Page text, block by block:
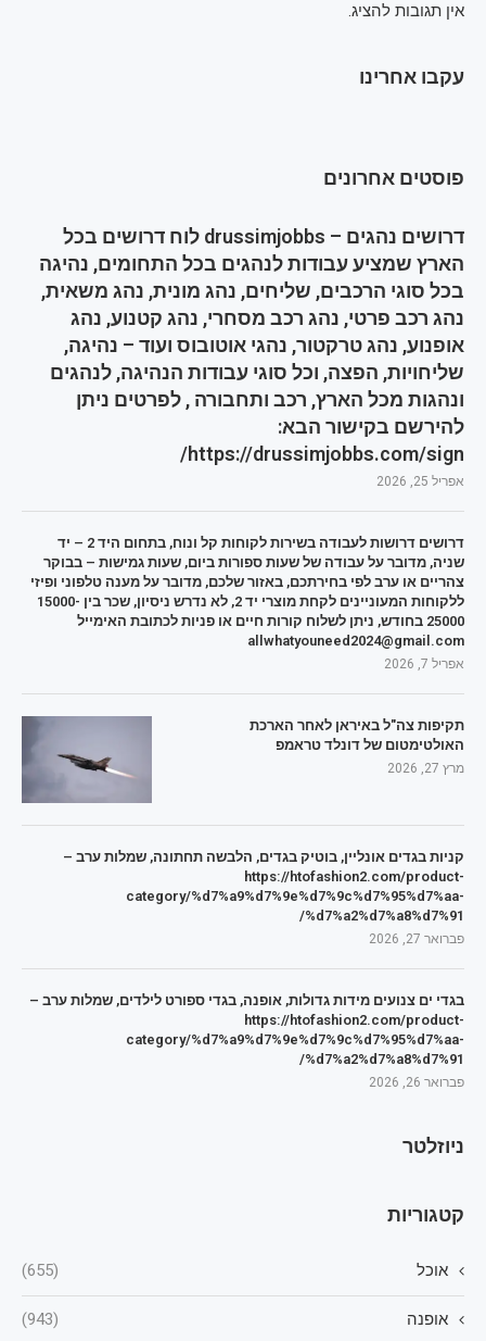
אין תגובות להציג.
עקבו אחרינו
פוסטים אחרונים
דרושים נהגים – drussimjobbs לוח דרושים בכל
הארץ שמציע עבודות לנהגים בכל התחומים, נהיגה
בכל סוגי הרכבים, שליחים, נהג מונית, נהג משאית,
נהג רכב פרטי, נהג רכב מסחרי, נהג קטנוע, נהג
אופנוע, נהג טרקטור, נהגי אוטובוס ועוד – נהיגה,
שליחויות, הפצה, וכל סוגי עבודות הנהיגה, לנהגים
ונהגות מכל הארץ, רכב ותחבורה , לפרטים ניתן
להירשם בקישור הבא:
https://drussimjobbs.com/sign/
אפריל 25, 2026
דרושים דרושות לעבודה בשירות לקוחות קל ונוח, בתחום היד 2 – יד
שניה, מדובר על עבודה של שעות ספורות ביום, שעות גמישות – בבוקר
צהריים או ערב לפי בחירתכם, באזור שלכם, מדובר על מענה טלפוני ופיזי
ללקוחות המעוניינים לקחת מוצרי יד 2, לא נדרש ניסיון, שכר בין 15000-
25000 בחודש, ניתן לשלוח קורות חיים או פניות לכתובת האימייל
allwhatyouneed2024@gmail.com
אפריל 7, 2026
תקיפות צה"ל באיראן לאחר הארכת
האולטימטום של דונלד טראמפ
מרץ 27, 2026
קניות בגדים אונליין, בוטיק בגדים, הלבשה תחתונה, שמלות ערב –
https://htofashion2.com/product-
category/%d7%a9%d7%9e%d7%9c%d7%95%d7%aa-
%d7%a2%d7%a8%d7%91/
פברואר 27, 2026
בגדי ים צנועים מידות גדולות, אופנה, בגדי ספורט לילדים, שמלות ערב –
https://htofashion2.com/product-
category/%d7%a9%d7%9e%d7%9c%d7%95%d7%aa-
%d7%a2%d7%a8%d7%91/
פברואר 26, 2026
ניוזלטר
קטגוריות
אוכל (655)
אופנה (943)